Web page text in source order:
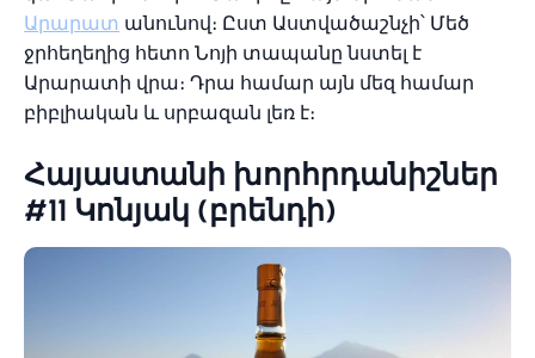
Արարատ անունով։ Ըստ Աստվածաշնչի՝ Մեծ
ջրհեղեղից հետո Նոյի տապանը նստել է
Արարատի վրա։ Դրա համար այն մեզ համար
բիբլիական և սրբազան լեռ է։
Հայաստանի խորհրդանիշներ
#11 Կոնյակ (բրենդի)